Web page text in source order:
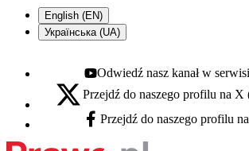
English (EN)
Українська (UA)
Youtube - otwiera się w nowej karcie
Odwiedź nasz kanał w
X - otwiera się w nowej karcie
Przejdź do naszego profilu na
Facebook - otwiera się w nowej karcie
Przejdź do naszego profilu